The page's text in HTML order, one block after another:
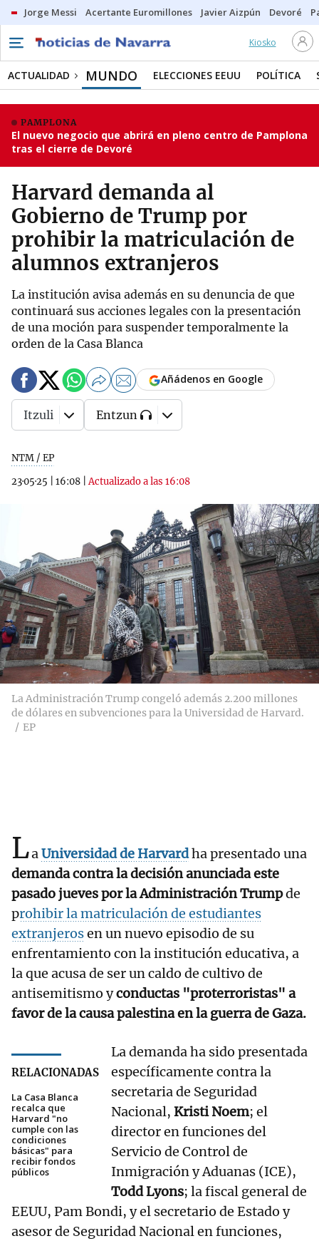
Jorge Messi Acertante Euromillones Javier Aizpún Devoré
Kiosko
ACTUALIDAD MUNDO ELECCIONES EEUU POLÍTICA
PAMPLONA
El nuevo negocio que abrirá en pleno centro de Pamplona
tras el cierre de Devoré
Harvard demanda al
Gobierno de Trump por
prohibir la matriculación de
alumnos extranjeros
La institución avisa además en su denuncia de que
continuará sus acciones legales con la presentación
de una moción para suspender temporalmente la
orden de la Casa Blanca
NTM / EP
23·05·25
16:08 |Actualizado a las 16:08
Añádenos en Google
Itzuli Entzun
La Administración Trump congeló además 2.200 millones
de dólares en subvenciones para la Universidad de Harvard.
EP
LaUniversidad de Harvardha presentado una
demanda contra la decisión anunciada este
pasado jueves por la Administración Trumpde
prohibir la matriculación de estudiantes
extranjerosen un nuevo episodio de su
enfrentamiento con la institución educativa, a
la que acusa de ser un caldo de cultivo de
antisemitismo yconductas "proterroristas" a
favor de la causa palestina en la guerra de Gaza.
RELACIONADAS
La Casa Blanca
recalca que
Harvard "no
cumple con las
condiciones
básicas" para
recibir fondos
públicos
La demanda ha sido presentada
específicamente contra la
secretaria de Seguridad
Nacional, Kristi Noem; el
director en funciones del
Servicio de Control de
Inmigración y Aduanas (ICE),
Todd Lyons; la fiscal general de
EEUU, Pam Bondi, y el secretario de Estado y
asesor de Seguridad Nacional en funciones,